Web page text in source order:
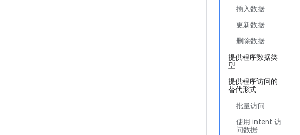
插入数据
更新数据
删除数据
提供程序数据类
型
提供程序访问的
替代形式
批量访问
使用 intent 访
问数据